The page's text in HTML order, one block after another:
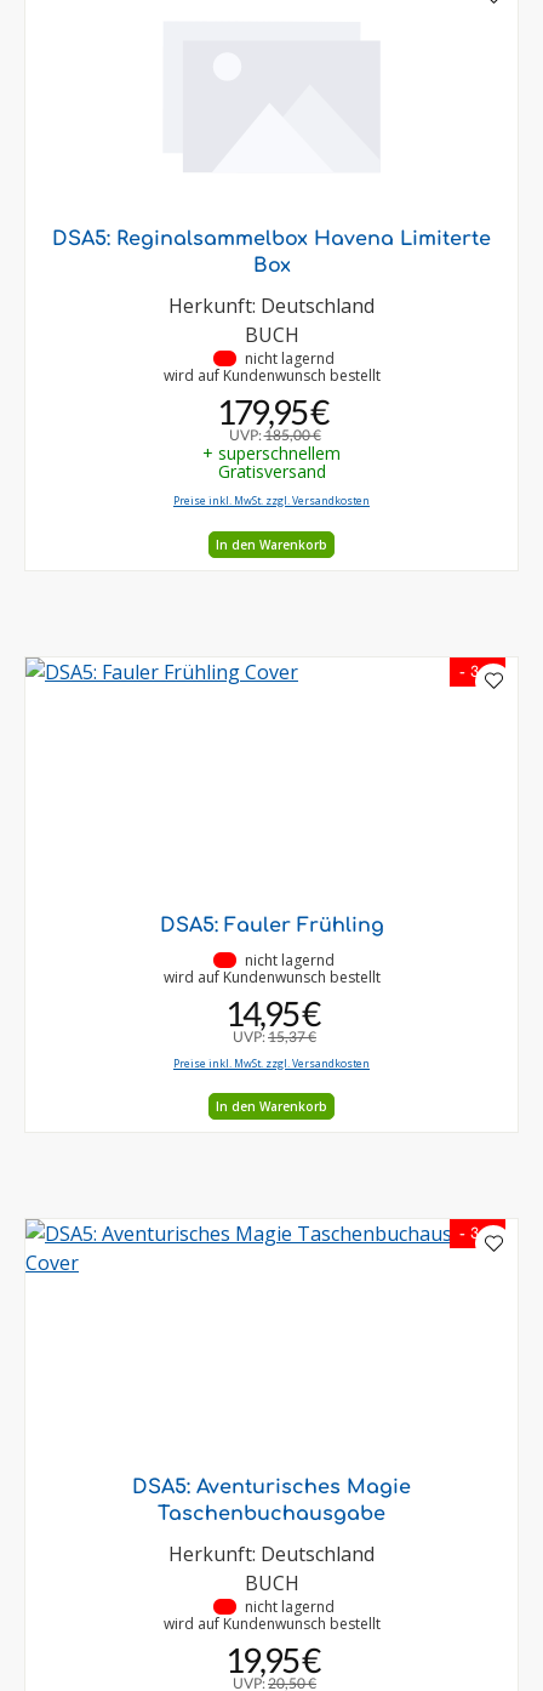
DSA5: Reginalsammelbox Havena Limiterte
Box
Herkunft: Deutschland
BUCH
nicht lagernd
wird auf Kundenwunsch bestellt
179,95 €
UVP:185,00 €
+ superschnellem
Gratisversand
Preise inkl. MwSt. zzgl. Versandkosten
In den Warenkorb
- 3 %
DSA5: Fauler Frühling
nicht lagernd
wird auf Kundenwunsch bestellt
14,95 €
UVP: 15,37 €
Preise inkl. MwSt. zzgl. Versandkosten
In den Warenkorb
- 3 %
DSA5: Aventurisches Magie
Taschenbuchausgabe
Herkunft: Deutschland
BUCH
nicht lagernd
wird auf Kundenwunsch bestellt
19,95 €
UVP:20,50 €